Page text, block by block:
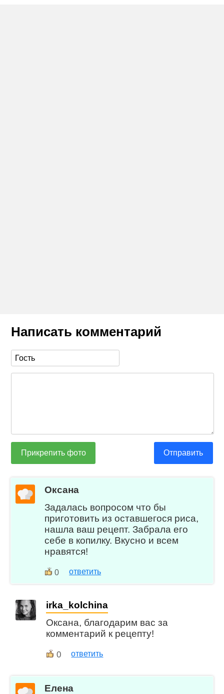
Написать комментарий
Прикрепить фото Отправить
Оксана
Задалась вопросом что бы
приготовить из оставшегося риса,
нашла ваш рецепт. Забрала его
себе в копилку. Вкусно и всем
нравятся!
0 ответить
irka_kolchina
Оксана, благодарим вас за
комментарий к рецепту!
0 ответить
Елена